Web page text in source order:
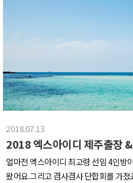
방.어.회대부도의 한 횟집으로 방어회
었버렸지용-!!1박 2일동안 즐긴 천안
티와 해산물코스~!(>.<)먹기만 한거
일하느라 하지 못했던 이야기, 보여주
닐까 싶어요올해도 너무 수고한 우리
다가온듯해요다들 건강하고, 행복하
2018.07.13
2018 엑스아이디 제주출장
얼마전 엑스아이디 최고령 선임 4인방
왔어요.그리고 겸사겸사 단합회를 가